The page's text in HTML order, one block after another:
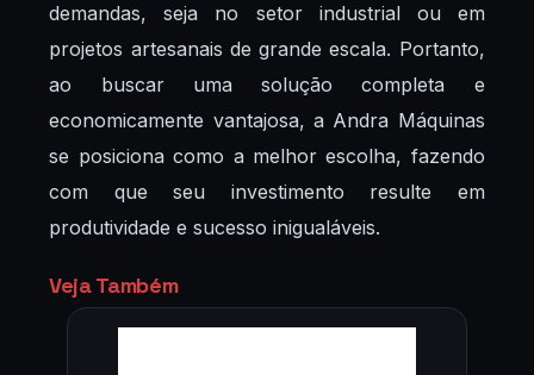
demandas, seja no setor industrial ou em
projetos artesanais de grande escala. Portanto,
ao buscar uma solução completa e
economicamente vantajosa, a Andra Máquinas
se posiciona como a melhor escolha, fazendo
com que seu investimento resulte em
produtividade e sucesso inigualáveis.
Veja Também